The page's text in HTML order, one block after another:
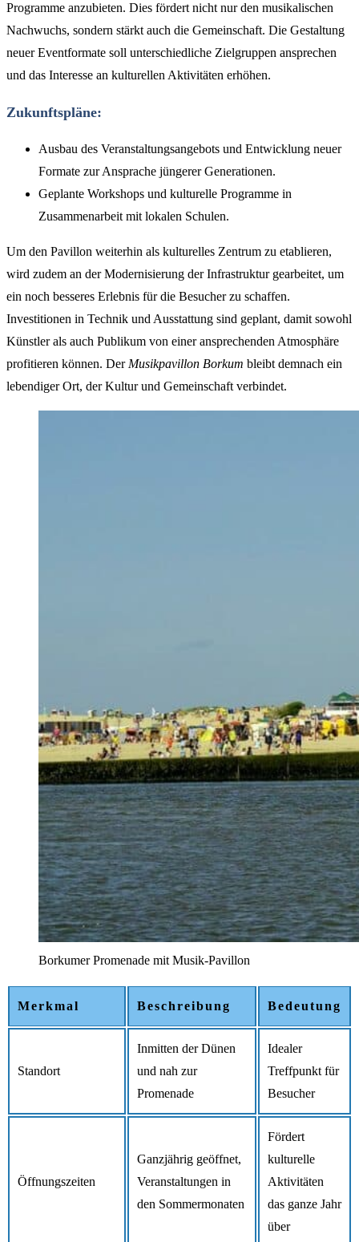
Programme anzubieten. Dies fördert nicht nur den musikalischen
Nachwuchs, sondern stärkt auch die Gemeinschaft. Die Gestaltung
neuer Eventformate soll unterschiedliche Zielgruppen ansprechen
und das Interesse an kulturellen Aktivitäten erhöhen.
Zukunftspläne:
Ausbau des Veranstaltungsangebots und Entwicklung neuer
Formate zur Ansprache jüngerer Generationen.
Geplante Workshops und kulturelle Programme in
Zusammenarbeit mit lokalen Schulen.
Um den Pavillon weiterhin als kulturelles Zentrum zu etablieren,
wird zudem an der Modernisierung der Infrastruktur gearbeitet, um
ein noch besseres Erlebnis für die Besucher zu schaffen.
Investitionen in Technik und Ausstattung sind geplant, damit sowohl
Künstler als auch Publikum von einer ansprechenden Atmosphäre
profitieren können. Der Musikpavillon Borkum bleibt demnach ein
lebendiger Ort, der Kultur und Gemeinschaft verbindet.
Borkumer Promenade mit Musik-Pavillon
Merkmal Beschreibung Bedeutung
Standort
Inmitten der Dünen
und nah zur
Promenade
Idealer
Treffpunkt für
Besucher
Öffnungszeiten
Ganzjährig geöffnet,
Veranstaltungen in
den Sommermonaten
Fördert
kulturelle
Aktivitäten
das ganze Jahr
über